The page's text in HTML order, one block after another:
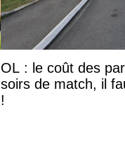
OL : le coût des
soirs de match, il
!